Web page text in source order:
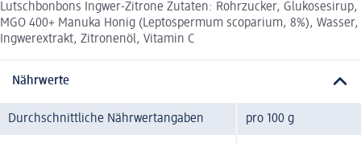
Lutschbonbons Ingwer-Zitrone Zutaten: Rohrzucker, Glukosesirup,
MGO 400+ Manuka Honig (Leptospermum scoparium, 8%), Wasser,
Ingwerextrakt, Zitronenöl, Vitamin C
Nährwerte
Durchschnittliche Nährwertangaben pro 100 g